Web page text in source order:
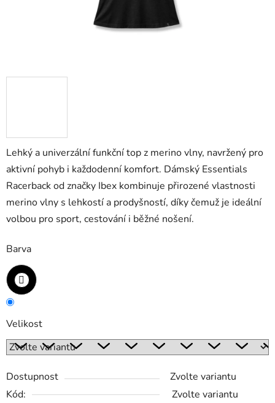
Lehký a univerzální funkční top z merino vlny, navržený pro
aktivní pohyb i každodenní komfort. Dámský Essentials
Racerback od značky Ibex kombinuje přirozené vlastnosti
merino vlny s lehkostí a prodyšností, díky čemuž je ideální
volbou pro sport, cestování i běžné nošení.
Barva
Velikost
Dostupnost
Zvolte variantu
Kód:
Zvolte variantu